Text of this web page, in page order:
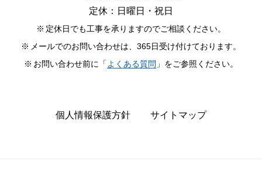
定休：日曜日・祝日
定休日でも工事を承りますのでご相談ください。
メールでのお問い合わせは、365日受け付けております。
お問い合わせ前に「 よくある質問 」をご参照ください。
個人情報保護方針 サイトマップ